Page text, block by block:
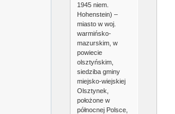
1945 niem.
Hohenstein) –
miasto w woj.
warmińsko-
mazurskim, w
powiecie
olsztyńskim,
siedziba gminy
miejsko-wiejskiej
Olsztynek,
położone w
północnej Polsce,